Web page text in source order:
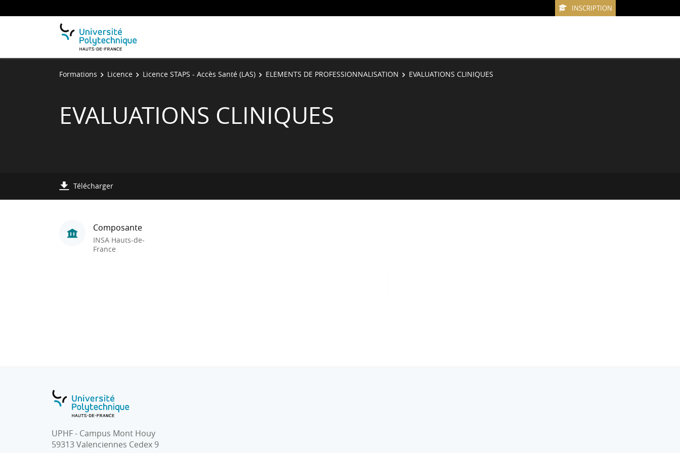
INSCRIPTION
Formations Licence Licence STAPS - Accès Santé (LAS) ELEMENTS DE PROFESSIONNALISATION EVALUATIONS CLINIQUES
EVALUATIONS CLINIQUES
Télécharger
Composante
INSA Hauts-de-
France
UPHF - Campus Mont Houy
59313 Valenciennes Cedex 9